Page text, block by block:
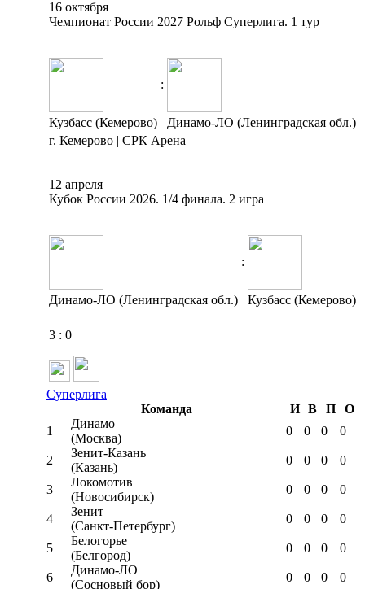
16 октября
Чемпионат России 2027 Рольф Суперлига. 1 тур
:
Кузбасс (Кемерово)
Динамо-ЛО (Ленинградская обл.)
г. Кемерово | СРК Арена
12 апреля
Кубок России 2026. 1/4 финала. 2 игра
:
Динамо-ЛО (Ленинградская обл.) Кузбасс (Кемерово)
3 : 0
Суперлига
Команда
И В П
О
1
Динамо
(Москва)
0 0 0 0
2
Зенит-Казань
(Казань)
0 0 0 0
3
Локомотив
(Новосибирск)
0 0 0 0
4
Зенит
(Санкт-Петербург)
0 0 0 0
5
Белогорье
(Белгород)
0 0 0 0
6
Динамо-ЛО
(Сосновый бор)
0 0 0 0